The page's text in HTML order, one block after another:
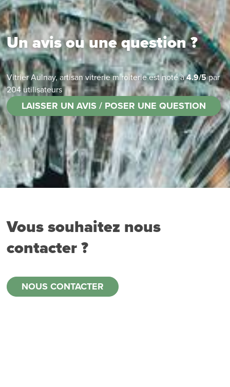
Un avis ou une question ?
Vitrier Aulnay, artisan vitrerie miroiterieest noté à4.9/5 par
204utilisateurs
LAISSER UN AVIS / POSER UNE QUESTION
Vous souhaitez nous
contacter ?
NOUS CONTACTER